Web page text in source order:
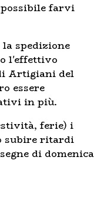
farvi
spedizione
l'effettivo
Artigiani del
essere
in più.
ferie) i
subire ritardi
di domenica